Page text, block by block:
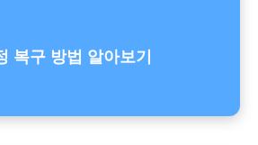
복구 방법 알아보기